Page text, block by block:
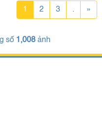
1 2 3 . »
số 1,008 ảnh